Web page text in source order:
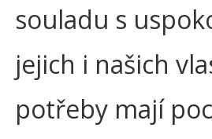
souladu s
jejich i našich
potřeby mají